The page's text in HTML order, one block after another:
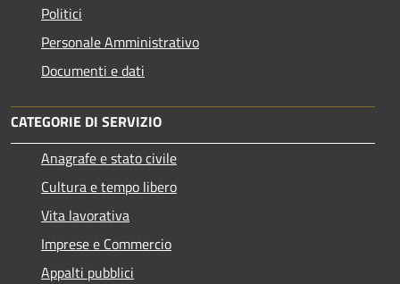
Politici
Personale Amministrativo
Documenti e dati
CATEGORIE DI SERVIZIO
Anagrafe e stato civile
Cultura e tempo libero
Vita lavorativa
Imprese e Commercio
Appalti pubblici